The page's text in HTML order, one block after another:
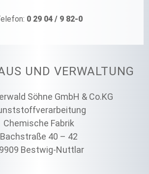
0 29 04 / 9 82-0
UND VERWALTUNG
Söhne GmbH & Co.KG
Chemische Fabrik
Bachstraße 40 – 42
Bestwig-Nuttlar